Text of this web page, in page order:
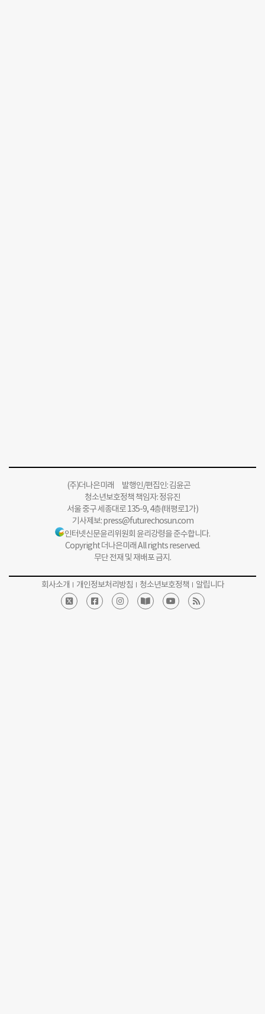
(주)더나은미래 발행인/편집인: 김윤곤
청소년보호정책 책임자: 정유진
서울 중구 세종대로 135-9, 4층(태평로1가)
기사제보:press@futurechosun.com
인터넷신문윤리위원회 윤리강령을 준수합니다.
Copyright 더나은미래 All rights reserved.
무단 전재 및 재배포 금지.
회사소개 개인정보처리방침 청소년보호정책 알립니다